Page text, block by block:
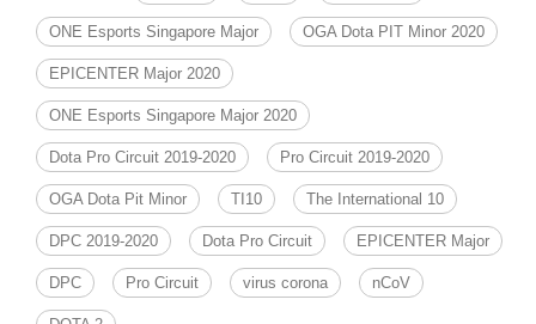
ONE Esports Singapore Major OGA Dota PIT Minor 2020
EPICENTER Major 2020
ONE Esports Singapore Major 2020
Dota Pro Circuit 2019-2020 Pro Circuit 2019-2020
OGA Dota Pit Minor TI10 The International 10
DPC 2019-2020 Dota Pro Circuit EPICENTER Major
DPC Pro Circuit virus corona nCoV